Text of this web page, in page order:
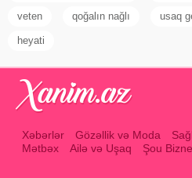
veten qoğalın nağlı usaq
heyati
Xəbərlər Gözəllik və Moda
Mətbəx
Ailə və Uşaq Şou